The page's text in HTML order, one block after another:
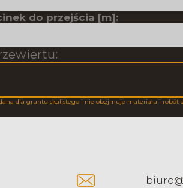
do przejścia [m]:
dla gruntu skalistego i nie obejmuje materiału i robót